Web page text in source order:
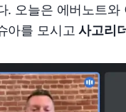
. 오늘은 에버노트와
아를 모시고사고리